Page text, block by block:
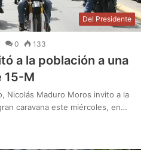
Del Presidente
0 133
a la población a una
15-M
Nicolás Maduro Moros invito a la
caravana este miércoles, en…